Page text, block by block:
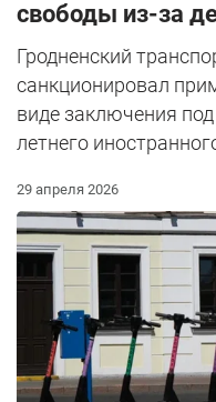
свободы из-за
Гродненский
санкционировал
виде заключения
летнего
29 апреля 2026